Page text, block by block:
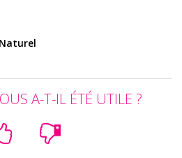
A-T-IL ÉTÉ UTILE ?